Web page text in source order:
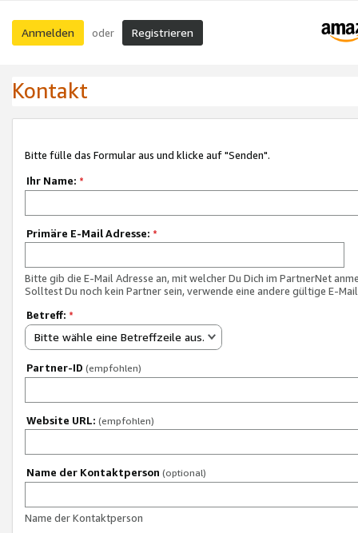
Anmelden oder Registrieren
Kontakt
Bitte fülle das Formular aus und klicke auf "Senden".
Ihr Name: *
Primäre E-Mail Adresse: *
Bitte gib die E-Mail Adresse an, mit welcher Du Dich im PartnerNet
Solltest Du noch kein Partner sein, verwende eine andere gültige E-
Betreff: *
Bitte wähle eine Betreffzeile aus.
Partner-ID (empfohlen)
Website URL: (empfohlen)
Name der Kontaktperson (optional)
Name der Kontaktperson